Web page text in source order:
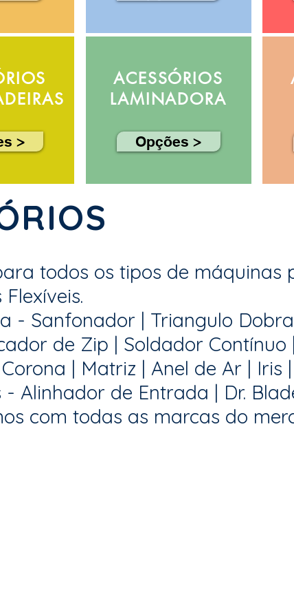
>
ACESSÓRIOS
LAMINADORA
Opções >
todos os tipos de máquinas
- Sanfonador | Triangulo
de Zip | Soldador Contínuo
| Matriz | Anel de Ar | Iris |
- Alinhador de Entrada | Dr.
com todas as marcas do
e Novidades direto